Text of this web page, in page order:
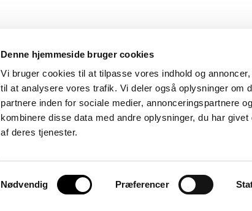
Denne hjemmeside bruger cookies
Vi bruger cookies til at tilpasse vores indhold og
til at analysere vores trafik. Vi deler også oplysninger om
partnere inden for sociale medier, annonceringspartnere
kombinere disse data med andre oplysninger, du har
af deres tjenester.
Samtykkevalg
Nødvendig Præferencer